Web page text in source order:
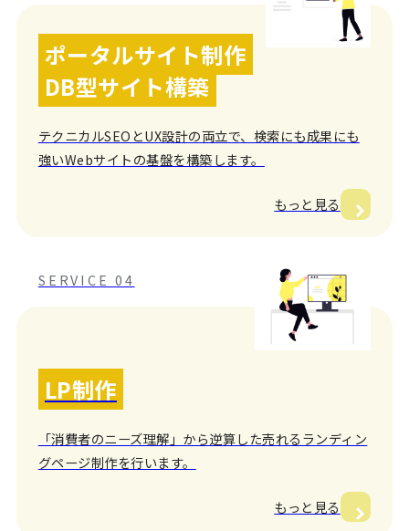
ポータルサイト制作
DB型サイト構築
テクニカルSEOとUX設計の両立で、検索にも成果にも
強いWebサイトの基盤を構築します。
もっと見る
SERVICE 04
LP制作
「消費者のニーズ理解」から逆算した売れるランディン
グページ制作を行います。
もっと見る